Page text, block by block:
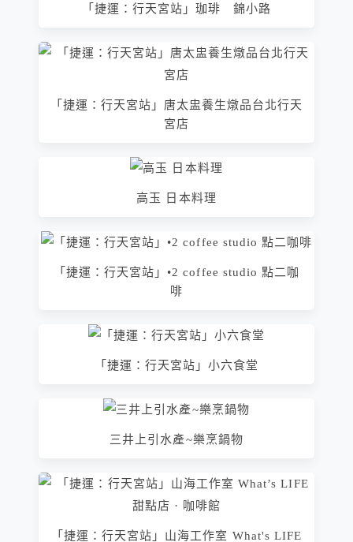
「捷運：行天宮站」珈琲 錦小路
「捷運：行天宮站」唐太盅養生燉品台北行天
宮店
高玉 日本料理
「捷運：行天宮站」•2 coffee studio 點二咖
啡
「捷運：行天宮站」小六食堂
三井上引水產~樂烹鍋物
「捷運：行天宮站」山海工作室 What's LIFE